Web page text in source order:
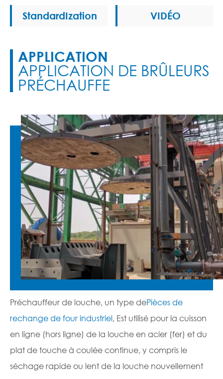
StandardIzation VIDÉO
APPLICATION
APPLICATION DE BRÛLEURS
PRÉCHAUFFE
Préchauffeur de louche, un type dePièces de
rechange de four industriel, Est utilisé pour la cuisson
en ligne (hors ligne) de la louche en acier (fer) et du
plat de touche à coulée continue, y compris le
séchage rapide ou lent de la louche nouvellement